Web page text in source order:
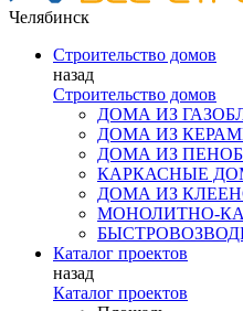
Челябинск
Строительство домов
назад
Строительство домов
ДОМА ИЗ
ДОМА ИЗ
ДОМА ИЗ
КАРКАСНЫЕ
ДОМА ИЗ
МОНОЛИТНО-
Каталог проектов
назад
Каталог проектов